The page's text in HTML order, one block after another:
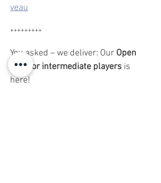
veau
+++++++++
You asked – we deliver: Our Open
Play for intermediate players is
here!